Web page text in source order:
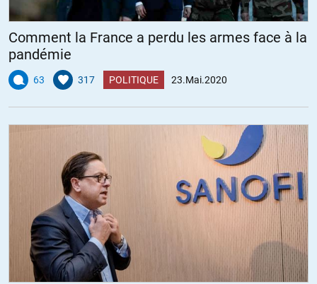
Comment la France a perdu les armes face à la
pandémie
63 317 POLITIQUE 23.Mai.2020